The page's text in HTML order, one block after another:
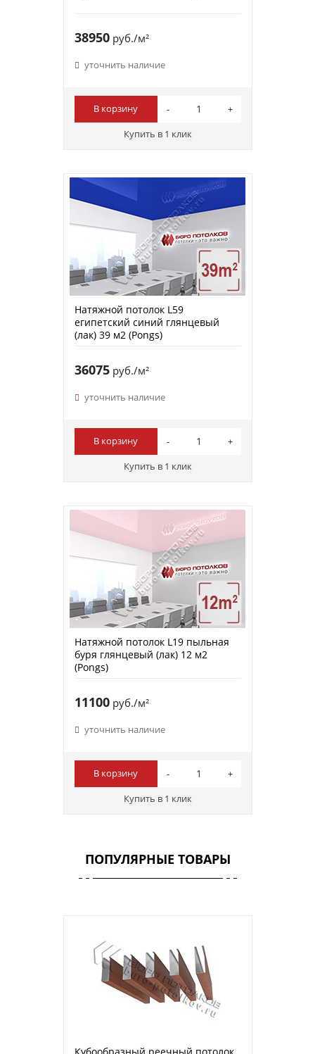
38950руб./м²
уточнить наличие
В корзину
Купить в 1 клик
Натяжной потолок L59
египетский синий глянцевый
(лак) 39 м2 (Pongs)
36075руб./м²
уточнить наличие
В корзину
Купить в 1 клик
Натяжной потолок L19 пыльная
буря глянцевый (лак) 12 м2
(Pongs)
11100руб./м²
уточнить наличие
В корзину
Купить в 1 клик
ПОПУЛЯРНЫЕ ТОВАРЫ